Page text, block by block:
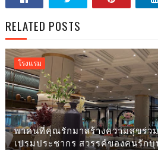
RELATED POSTS
โรงแรม
พาคนที่คุณรักมาสร้างความสุขร่ว
เปรมประชากร สวรรค์ของคนรัก